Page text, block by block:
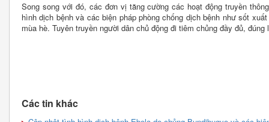
Song song với đó, các đơn vị tăng cường các hoạt động truyền
hình dịch bệnh và các biện pháp phòng chống dịch bệnh như sốt
mùa hè. Tuyên truyền người dân chủ động đi tiêm chủng đầy đủ,
Các tin khác